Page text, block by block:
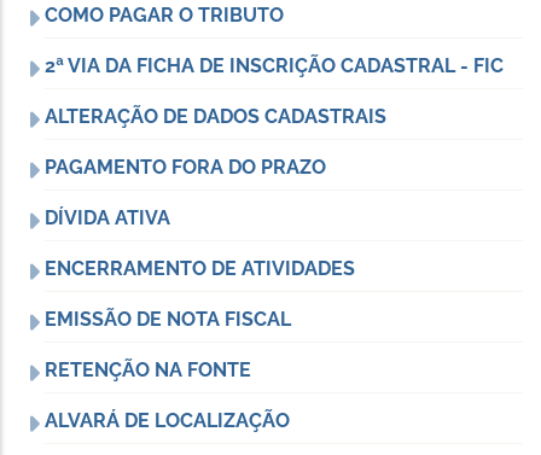
COMO PAGAR O TRIBUTO
2ª VIA DA FICHA DE INSCRIÇÃO CADASTRAL - FIC
ALTERAÇÃO DE DADOS CADASTRAIS
PAGAMENTO FORA DO PRAZO
DÍVIDA ATIVA
ENCERRAMENTO DE ATIVIDADES
EMISSÃO DE NOTA FISCAL
RETENÇÃO NA FONTE
ALVARÁ DE LOCALIZAÇÃO